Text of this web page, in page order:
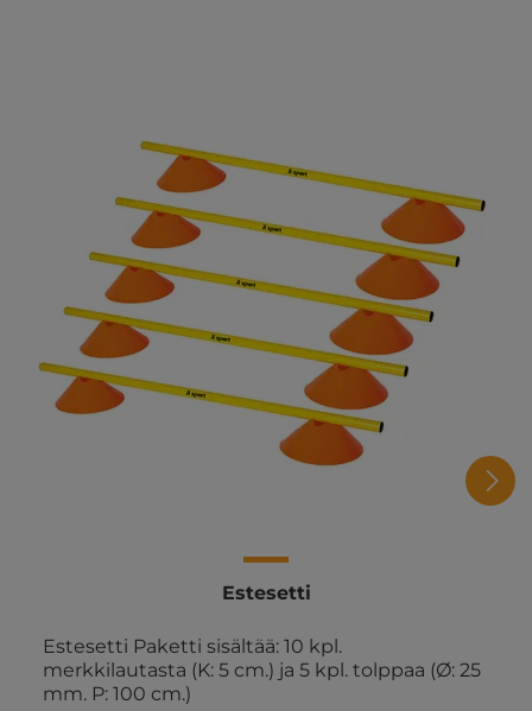
Estesetti
Estesetti Paketti sisältää: 10 kpl.
merkkilautasta (K: 5 cm.) ja 5 kpl. tolppaa (Ø: 25
mm. P: 100 cm.)